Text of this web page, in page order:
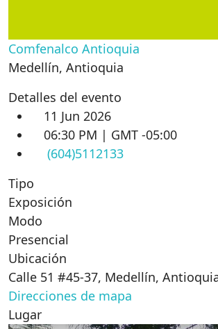
Comfenalco Antioquia
Medellín, Antioquia
Detalles del evento
11 Jun 2026
06:30 PM | GMT -05:00
(604)5112133
Tipo
Exposición
Modo
Presencial
Ubicación
Calle 51 #45-37, Medellín,
Direcciones de mapa
Lugar